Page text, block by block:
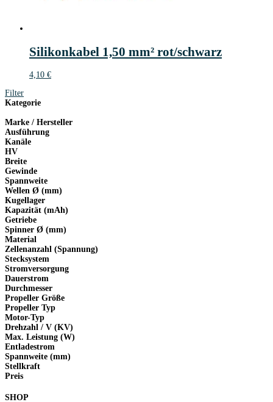
Silikonkabel 1,50 mm² rot/schwarz
4,10 €
Filter
Kategorie
Marke / Hersteller
Ausführung
Kanäle
HV
Breite
Gewinde
Spannweite
Wellen Ø (mm)
Kugellager
Kapazität (mAh)
Getriebe
Spinner Ø (mm)
Material
Zellenanzahl (Spannung)
Stecksystem
Stromversorgung
Dauerstrom
Durchmesser
Propeller Größe
Propeller Typ
Motor-Typ
Drehzahl / V (KV)
Max. Leistung (W)
Entladestrom
Spannweite (mm)
Stellkraft
Preis
SHOP